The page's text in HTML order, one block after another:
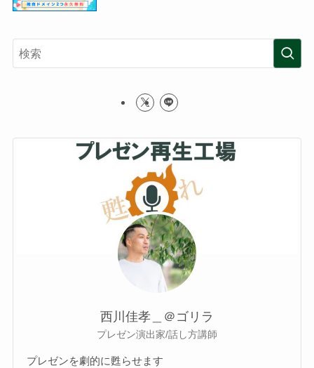
西川佳孝＿＠ゴリラ
プレゼン演出家/話し方講師
プレゼンを劇的に甦らせます